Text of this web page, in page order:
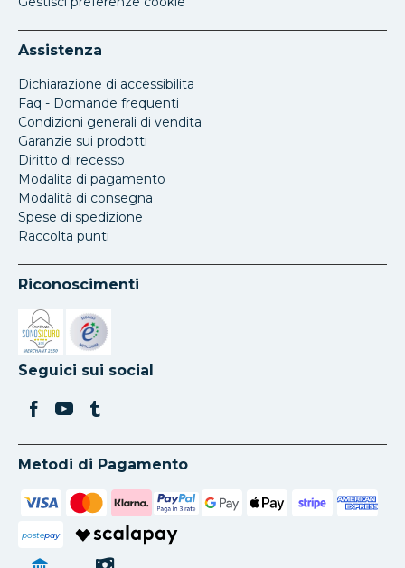
Assistenza
Dichiarazione di accessibilita
Faq - Domande frequenti
Condizioni generali di vendita
Garanzie sui prodotti
Diritto di recesso
Modalita di pagamento
Modalità di consegna
Spese di spedizione
Raccolta punti
Riconoscimenti
Si apre in una nuova scheda
Si apre in una nuova scheda
Seguici sui social
Metodi di Pagamento
postepay